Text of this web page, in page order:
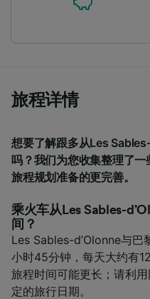
旅程详情
想要了解跟多从Les
吗？我们为您收集整理了
旅程规划准备的更完善。
乘火车从Les Sables-
间？
Les Sables-d’Olonne与巴
小时45分钟，每天大约有
旅程时间可能更长；请利
定的旅行日期。
and/or access
advertising and